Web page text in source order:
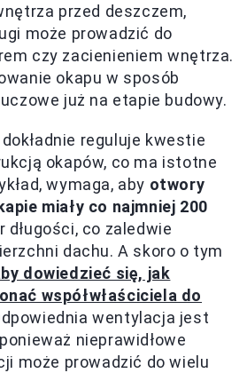
przed deszczem,
może prowadzić do
czy zacienieniem wnętrza.
okapu w sposób
już na etapie budowy.
reguluje kwestie
okapów, co ma istotne
wymaga, aby otwory
miały co najmniej 200
długości, co zaledwie
dachu. A skoro o tym
dowiedzieć się, jak
współwłaściciela do
wentylacja jest
nieprawidłowe
może prowadzić do wielu